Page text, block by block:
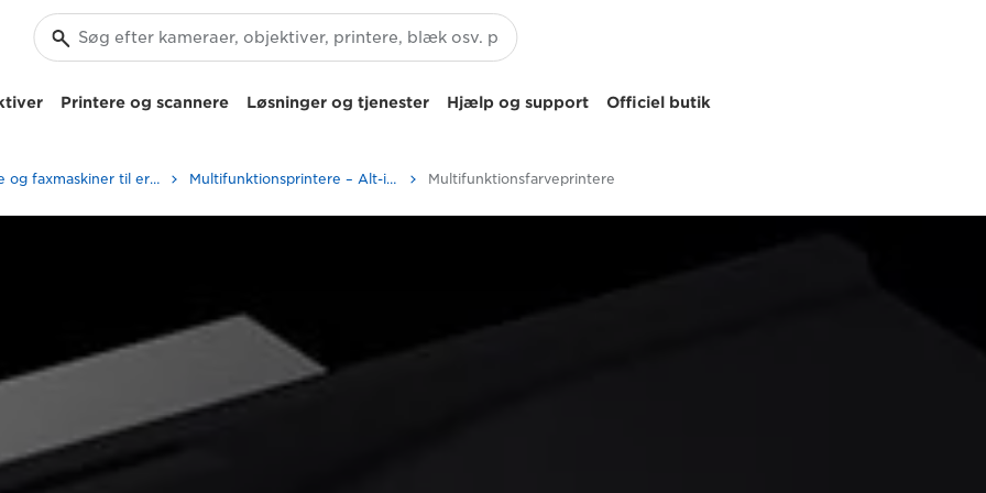
Printere og scannere Løsninger og tjenester Hjælp og support Officiel butik
Printere og faxmaskiner til erhverv Multifunktionsprintere – Alt-i-Én-printere Multifunktionsfarveprintere